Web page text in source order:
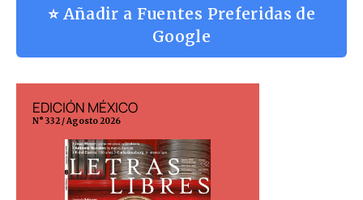
⭐ Añadir a Fuentes Preferidas de
Google
EDICIÓN MÉXICO
N° 332 / Agosto 2026